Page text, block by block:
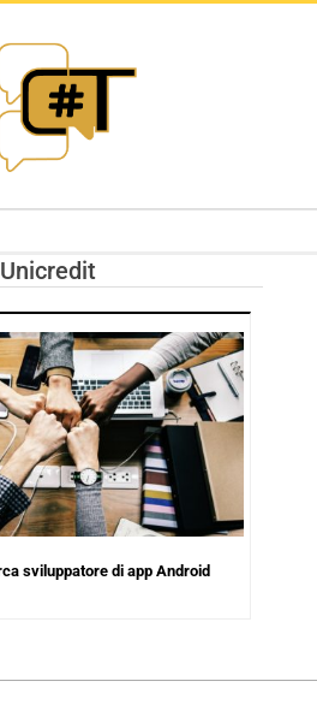
Unicredit
sviluppatore di app Android